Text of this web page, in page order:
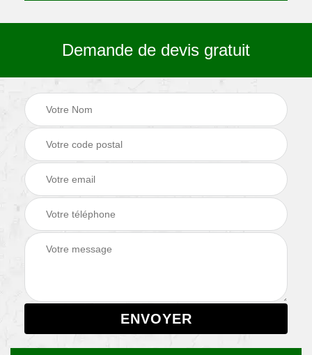
Demande de devis gratuit